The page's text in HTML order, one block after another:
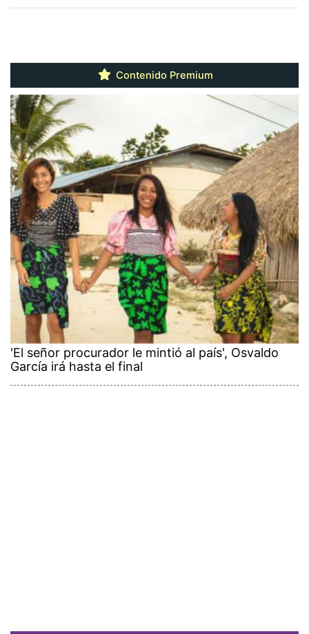
Contenido Premium
'El señor procurador le mintió al país', Osvaldo
García irá hasta el final